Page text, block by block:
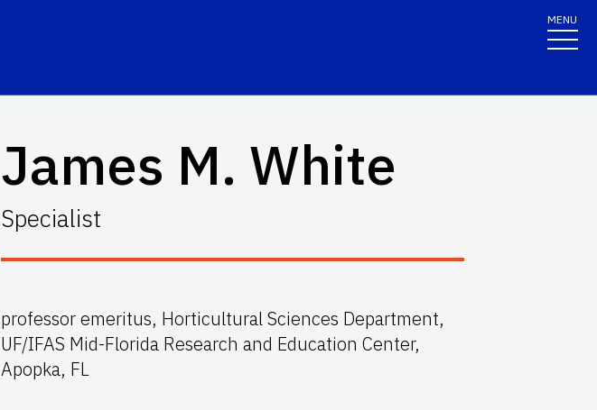
MENU
James M. White
Specialist
professor emeritus, Horticultural Sciences Department,
UF/IFAS Mid-Florida Research and Education Center,
Apopka, FL